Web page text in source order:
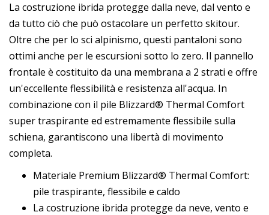
La costruzione ibrida protegge dalla neve, dal vento e
da tutto ciò che può ostacolare un perfetto skitour.
Oltre che per lo sci alpinismo, questi pantaloni sono
ottimi anche per le escursioni sotto lo zero. Il pannello
frontale è costituito da una membrana a 2 strati e offre
un'eccellente flessibilità e resistenza all'acqua. In
combinazione con il pile Blizzard® Thermal Comfort
super traspirante ed estremamente flessibile sulla
schiena, garantiscono una libertà di movimento
completa.
Materiale Premium Blizzard® Thermal Comfort:
pile traspirante, flessibile e caldo
La costruzione ibrida protegge da neve, vento e